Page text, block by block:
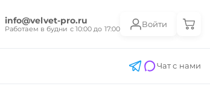
info@velvet-pro.ru
Работаем в будни с 10:00 до 17:00
Войти
Чат с нами